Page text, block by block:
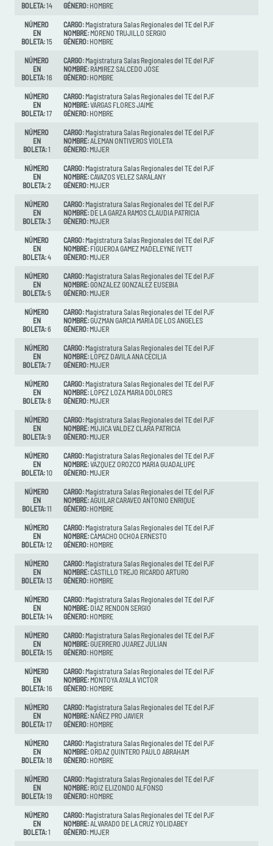
BOLETA:14
GÉNERO: HOMBRE
NÚMERO
EN
BOLETA:15
CARGO: Magistratura Salas Regionales del TE del PJF
NOMBRE: MORENO TRUJILLO SERGIO
GÉNERO: HOMBRE
NÚMERO
EN
BOLETA:16
CARGO: Magistratura Salas Regionales del TE del PJF
NOMBRE: RAMIREZ SALCEDO JOSE
GÉNERO: HOMBRE
NÚMERO
EN
BOLETA:17
CARGO: Magistratura Salas Regionales del TE del PJF
NOMBRE:VARGAS FLORES JAIME
GÉNERO: HOMBRE
NÚMERO
EN
BOLETA:1
CARGO: Magistratura Salas Regionales del TE del PJF
NOMBRE:ALEMAN ONTIVEROS VIOLETA
GÉNERO: MUJER
NÚMERO
EN
BOLETA:2
CARGO: Magistratura Salas Regionales del TE del PJF
NOMBRE:CAVAZOS VELEZ SARALANY
GÉNERO: MUJER
NÚMERO
EN
BOLETA:3
CARGO: Magistratura Salas Regionales del TE del PJF
NOMBRE: DE LA GARZA RAMOS CLAUDIA PATRICIA
GÉNERO: MUJER
NÚMERO
EN
BOLETA:4
CARGO: Magistratura Salas Regionales del TE del PJF
NOMBRE: FIGUEROA GAMEZ MADELEYNE IVETT
GÉNERO: MUJER
NÚMERO
EN
BOLETA:5
CARGO: Magistratura Salas Regionales del TE del PJF
NOMBRE:GONZALEZ GONZALEZ EUSEBIA
GÉNERO: MUJER
NÚMERO
EN
BOLETA:6
CARGO: Magistratura Salas Regionales del TE del PJF
NOMBRE:GUZMAN GARCIA MARIA DE LOS ANGELES
GÉNERO: MUJER
NÚMERO
EN
BOLETA:7
CARGO: Magistratura Salas Regionales del TE del PJF
NOMBRE: LOPEZ DAVILA ANA CECILIA
GÉNERO: MUJER
NÚMERO
EN
BOLETA:8
CARGO: Magistratura Salas Regionales del TE del PJF
NOMBRE: LOPEZ LOZA MARIA DOLORES
GÉNERO: MUJER
NÚMERO
EN
BOLETA:9
CARGO: Magistratura Salas Regionales del TE del PJF
NOMBRE: MUJICA VALDEZ CLARA PATRICIA
GÉNERO: MUJER
NÚMERO
EN
BOLETA:10
CARGO: Magistratura Salas Regionales del TE del PJF
NOMBRE:VAZQUEZ OROZCO MARIA GUADALUPE
GÉNERO: MUJER
NÚMERO
EN
BOLETA:11
CARGO: Magistratura Salas Regionales del TE del PJF
NOMBRE:AGUILAR CARAVEO ANTONIO ENRIQUE
GÉNERO: HOMBRE
NÚMERO
EN
BOLETA:12
CARGO: Magistratura Salas Regionales del TE del PJF
NOMBRE:CAMACHO OCHOA ERNESTO
GÉNERO: HOMBRE
NÚMERO
EN
BOLETA:13
CARGO: Magistratura Salas Regionales del TE del PJF
NOMBRE:CASTILLO TREJO RICARDO ARTURO
GÉNERO: HOMBRE
NÚMERO
EN
BOLETA:14
CARGO: Magistratura Salas Regionales del TE del PJF
NOMBRE: DIAZ RENDON SERGIO
GÉNERO: HOMBRE
NÚMERO
EN
BOLETA:15
CARGO: Magistratura Salas Regionales del TE del PJF
NOMBRE:GUERRERO JUAREZ JULIAN
GÉNERO: HOMBRE
NÚMERO
EN
BOLETA:16
CARGO: Magistratura Salas Regionales del TE del PJF
NOMBRE: MONTOYA AYALA VICTOR
GÉNERO: HOMBRE
NÚMERO
EN
BOLETA:17
CARGO: Magistratura Salas Regionales del TE del PJF
NOMBRE: NAÑEZ PRO JAVIER
GÉNERO: HOMBRE
NÚMERO
EN
BOLETA:18
CARGO: Magistratura Salas Regionales del TE del PJF
NOMBRE:ORDAZ QUINTERO PAULO ABRAHAM
GÉNERO: HOMBRE
NÚMERO
EN
BOLETA:19
CARGO: Magistratura Salas Regionales del TE del PJF
NOMBRE: ROIZ ELIZONDO ALFONSO
GÉNERO: HOMBRE
NÚMERO
EN
BOLETA:1
CARGO: Magistratura Salas Regionales del TE del PJF
NOMBRE:ALVARADO DE LA CRUZ YOLIDABEY
GÉNERO: MUJER